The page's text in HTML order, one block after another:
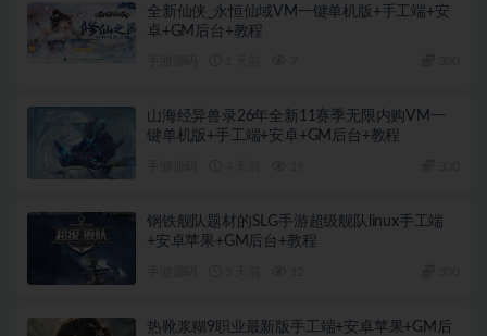
全新仙侠_永恒仙域VM一键单机版+手工端+安
卓+GM后台+教程
山海经异兽录26年全新11赛季无限内购VM一
键单机版+手工端+安卓+GM后台+教程
钢铁舰队题材的SLG手游超级舰队linux手工端
+安卓苹果+GM后台+教程
热靴浆糊9职业最新版手工端+安卓苹果+GM后